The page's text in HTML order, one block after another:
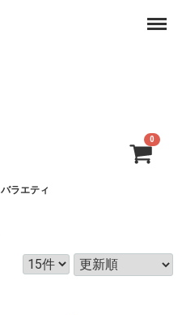
Menu
バラエティ
0